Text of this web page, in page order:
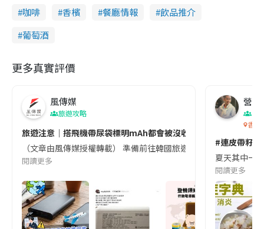
咖啡
香檳 餐廳情報
飲品推介
葡萄酒
更多真實評價
風傳媒
旅遊攻略
旅遊注意｜搭飛機帶尿袋標明mAh都會被沒收😱出發前切記檢查
（文章由風傳媒授權轉載） 準備前往韓國旅遊的民眾，近期要
閱讀更多
營養
香港
#連皮帶籽
夏天其中一
閱讀更多